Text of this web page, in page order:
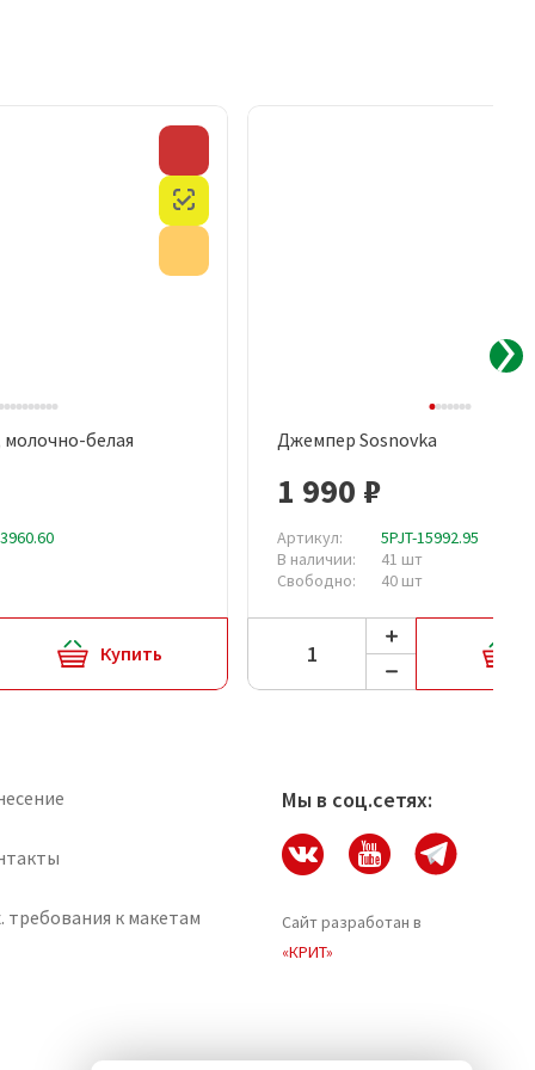
просмотр
молочно-белая
Купить
Быстрый просмотр
Джемпер Sosnovka
1 990 ₽
Артикул:
5PJT-15992.95
В наличии:
41 шт
Свободно:
40 шт
требования к макетам
Мы в соц.сетях:
Сайт разработан в
«КРИТ»